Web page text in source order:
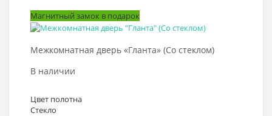
–
16134₽
Магнитный замок в подарок
Межкомнатная дверь «Гланта» (Со стеклом)
В наличии
Цвет полотна
Стекло
Выбрать >